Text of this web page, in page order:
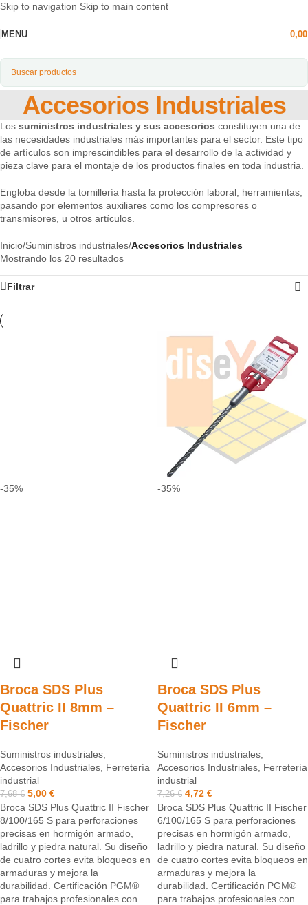
Skip to navigation Skip to main content
MENU
Accesorios Industriales
Los suministros industriales y sus accesorios constituyen una de
las necesidades industriales más importantes para el sector. Este tipo
de artículos son imprescindibles para el desarrollo de la actividad y
pieza clave para el montaje de los productos finales en toda industria.
Engloba desde la tornillería hasta la protección laboral, herramientas,
pasando por elementos auxiliares como los compresores o
transmisores, u otros artículos.
Inicio/Suministros industriales/Accesorios Industriales
Mostrando los 20 resultados
Filtrar
-35%
Broca SDS Plus
Quattric II 8mm –
Fischer
Suministros industriales
Accesorios Industriales Ferretería
industrial
7,68€ 5,00 €
Broca SDS Plus Quattric II Fischer
8/100/165 S para perforaciones
precisas en hormigón armado,
ladrillo y piedra natural. Su diseño
de cuatro cortes evita bloqueos en
armaduras y mejora la
durabilidad. Certificación PGM®
para trabajos profesionales con
-35%
Broca SDS Plus
Quattric II 6mm –
Fischer
Suministros industriales
Accesorios Industriales Ferretería
industrial
7,26€ 4,72 €
Broca SDS Plus Quattric II Fischer
6/100/165 S para perforaciones
precisas en hormigón armado,
ladrillo y piedra natural. Su diseño
de cuatro cortes evita bloqueos en
armaduras y mejora la
durabilidad. Certificación PGM®
para trabajos profesionales con